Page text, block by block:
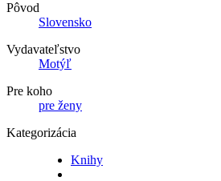
Pôvod
Slovensko
Vydavateľstvo
Motýľ
Pre koho
pre ženy
Kategorizácia
Knihy